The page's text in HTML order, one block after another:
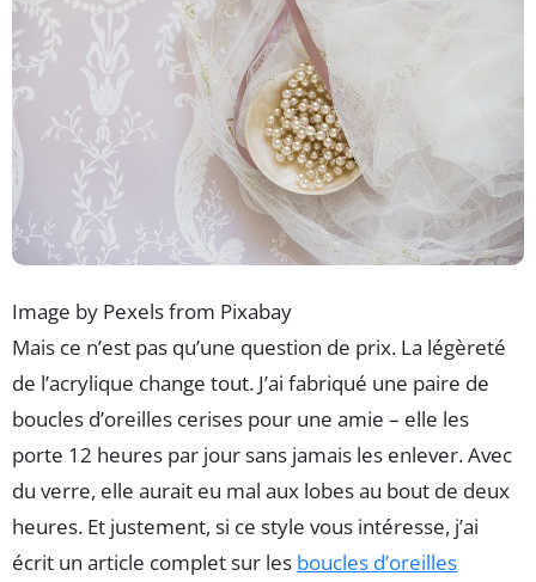
Image by Pexels from Pixabay
Mais ce n’est pas qu’une question de prix. La légèreté
de l’acrylique change tout. J’ai fabriqué une paire de
boucles d’oreilles cerises pour une amie – elle les
porte 12 heures par jour sans jamais les enlever. Avec
du verre, elle aurait eu mal aux lobes au bout de deux
heures. Et justement, si ce style vous intéresse, j’ai
écrit un article complet sur les boucles d’oreilles